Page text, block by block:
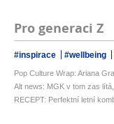
Pro generaci Z
#inspirace #wellbeing
Pop Culture Wrap: Ariana
Alt news: MGK v tom zas
RECEPT: Perfektní letní